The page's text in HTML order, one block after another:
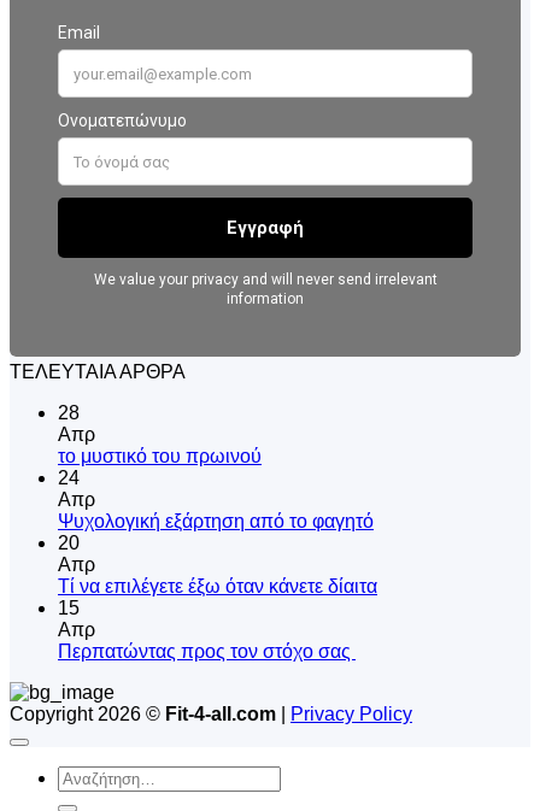
ΤΕΛΕΥΤΑΙΑ ΑΡΘΡΑ
28
Απρ
το μυστικό του πρωινού
στο
του
24
Απρ
Ψυχολογική εξάρτηση από το φαγητόΔεν
στο
20
Απρ
Tί να επιλέγετε έξω όταν κάνετε δίαιταΔεν
επιλέγετε
15
Απρ
Περπατώντας προς τον στόχο σας
στο
Copyright 2026 © Fit-4-all.com Privacy Policy
Αναζήτηση
για: